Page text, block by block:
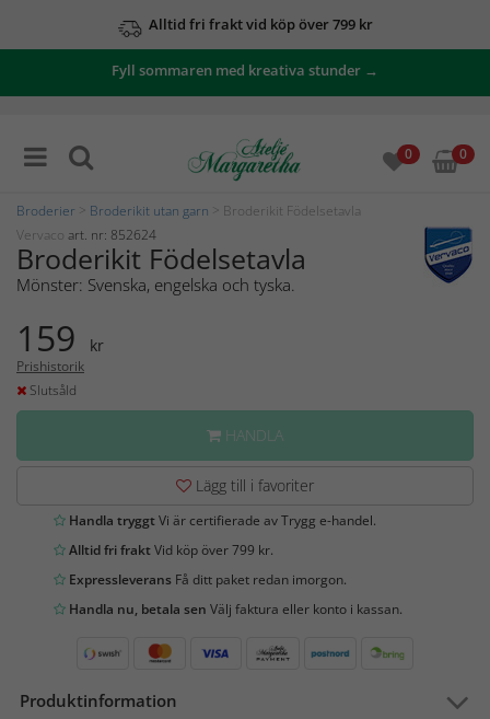
Alltid fri frakt vid köp över 799 kr
Fyll sommaren med kreativa stunder →
0 0
Broderier Broderikit utan garn > Broderikit Födelsetavla
Vervaco art. nr: 852624
Broderikit Födelsetavla
Mönster: Svenska, engelska och tyska.
159 kr
Prishistorik
Slutsåld
HANDLA
Lägg till i favoriter
Handla tryggtVi är certifierade av Trygg e-handel.
Alltid fri fraktVid köp över 799 kr.
Expressleverans Få ditt paket redan imorgon.
Handla nu, betala sen Välj faktura eller konto i kassan.
Produktinformation